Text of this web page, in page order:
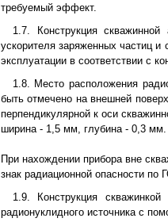
требуемый эффект.
1.7. Конструкция скважинной
ускорителя заряженных частиц и
эксплуатации в соответствии с
1.8. Место расположения
быть отмечено на внешней
перпендикулярной к оси
ширина - 1,5 мм, глубина - 0,3 мм.
При нахождении прибора вне
знак радиационной опасности по
1.9. Конструкция
радионуклидного источника с